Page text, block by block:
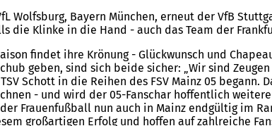
Wolfsburg, Bayern München, erneut der VfB
die Klinke in die Hand - auch das Team der
findet ihre Krönung - Glückwunsch und
geben, sind sich beide sicher: „Wir sind
Schott in die Reihen des FSV Mainz 05 begann.
- und wird der 05-Fanschar hoffentlich
Frauenfußball nun auch in Mainz endgültig im
großartigen Erfolg und hoffen auf zahlreiche